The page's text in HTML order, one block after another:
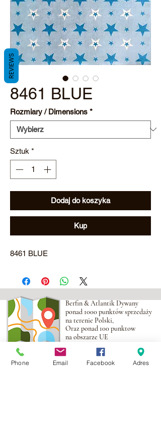
8461 BLUE
Rozmiary / Dimensions *
Sztuk *
Dodaj do koszyka
Kup
8461 BLUE
Berfin & Atlantik Dywany
ponad 1000 punktów sprzedaży
na terenie Polski,
Oraz ponad 100 punktow
na obszarze UE
Adres:
Al. Krakowska 2,
Phone Email Facebook Adres
REVIEWS